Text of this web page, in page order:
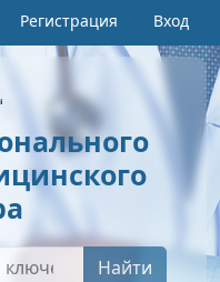
Регистрация Вход
Найти